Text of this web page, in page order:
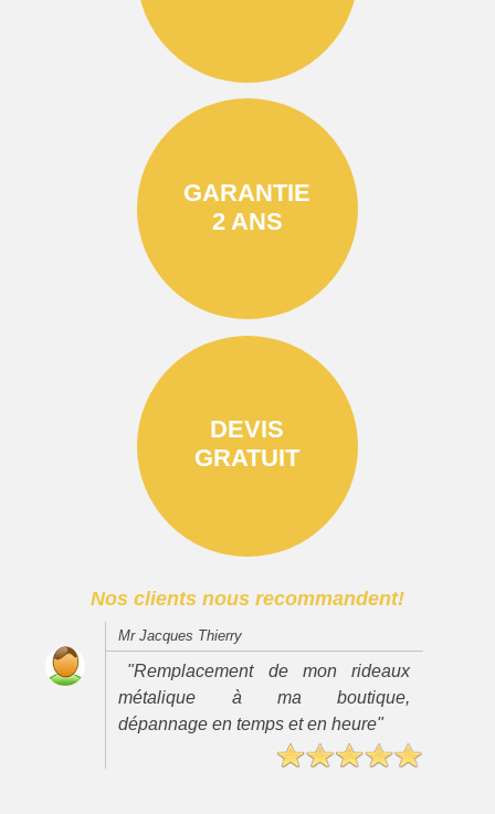
GARANTIE
2 ANS
DEVIS
GRATUIT
Nos clients nous recommandent!
Mr Jacques Thierry
"Remplacement de mon rideaux
métalique à ma boutique,
dépannage en temps et en heure"